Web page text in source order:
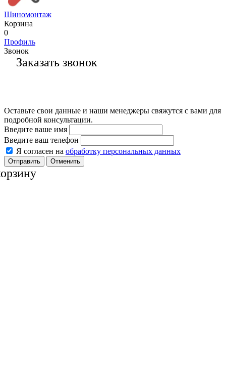
Шиномонтаж
Корзина
0
Профиль
Звонок
Заказать звонок
Оставьте свои данные и наши менеджеры свяжутся с вами для
подробной консультации.
Введите ваше имя
Введите ваш телефон
Я согласен на обработку персональных данных
Отменить